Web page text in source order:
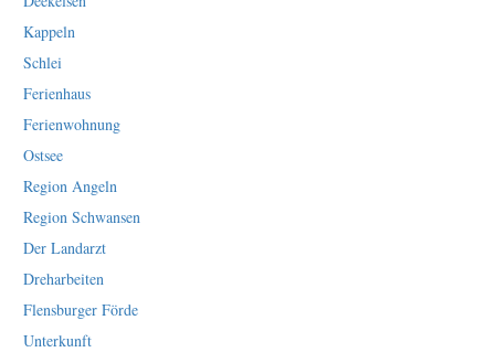
Kappeln
Schlei
Ferienhaus
Ferienwohnung
Ostsee
Region Angeln
Region Schwansen
Der Landarzt
Dreharbeiten
Flensburger Förde
Unterkunft